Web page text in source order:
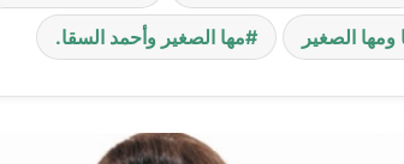
الصغير مها الصغير وأحمد السقا.